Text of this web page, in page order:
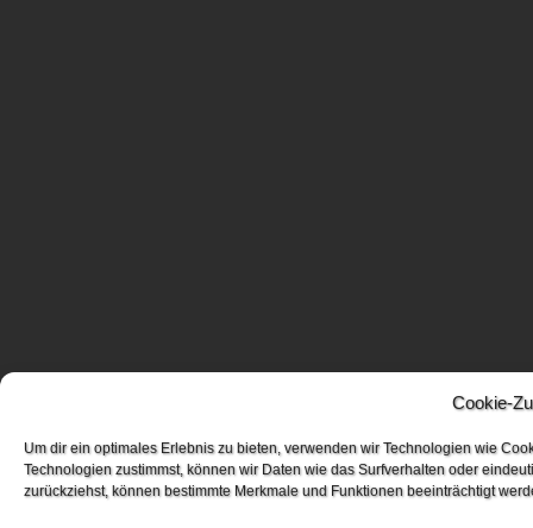
Cookie-
Um dir ein optimales Erlebnis zu bieten, verwenden wir Technologien wie
Technologien zustimmst, können wir Daten wie das Surfverhalten oder
zurückziehst, können bestimmte Merkmale und Funktionen beeinträchtigt